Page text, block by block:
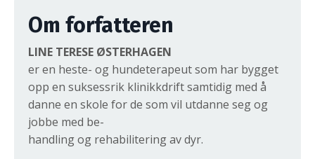
Om forfatteren
LINE TERESE ØSTERHAGEN
er en heste- og hundeterapeut som har bygget
opp en suksessrik klinikkdrift samtidig med å
danne en skole for de som vil utdanne seg og
jobbe med be-
handling og rehabilitering av dyr.